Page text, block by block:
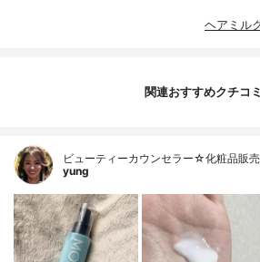
ヘアミル
関連おすすめクチコミ
ビューティーカウンセラー☆化粧品販
yung